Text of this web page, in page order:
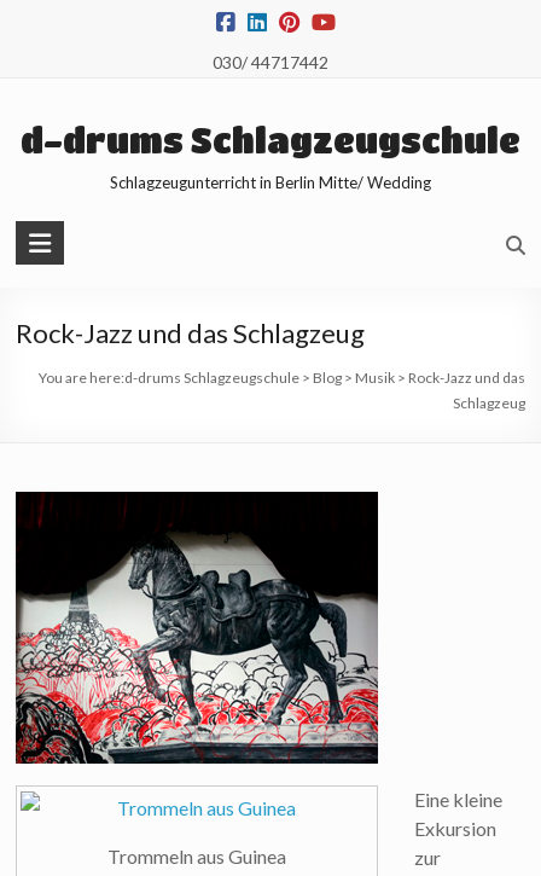
030/ 44717442
d-drums Schlagzeugschule
Schlagzeugunterricht in Berlin Mitte/ Wedding
Rock-Jazz und das Schlagzeug
You are here:d-drums Schlagzeugschule> Blog> Musik> Rock-Jazz und das
Schlagzeug
Trommeln aus Guinea
Eine kleine
Exkursion
zur